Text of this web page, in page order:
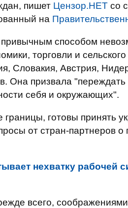
пишет Цензор.НЕТ со
на
привычным способом
торговли и сельского
Словакия, Австрия,
Она призвала "переждать
себя и окружающих".
готовы принять
от стран-партнеров о
нехватку рабочей
всего, соображениями